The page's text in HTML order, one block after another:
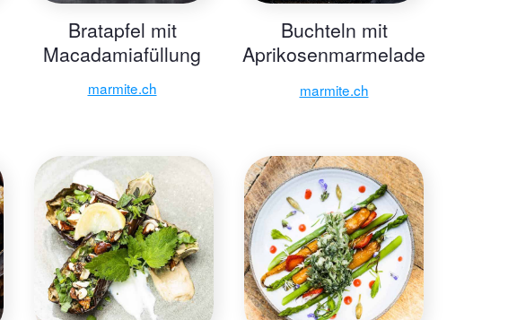
Bratapfel mit
Macadamiafüllung
marmite.ch
Buchteln mit
Aprikosenmarmelade
marmite.ch